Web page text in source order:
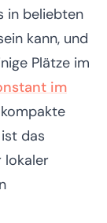
in beliebten
kann, und
Plätze im
im
das
lokaler